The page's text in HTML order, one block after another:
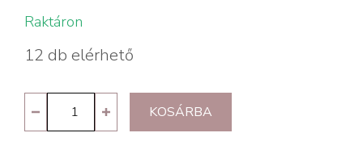
Raktáron
12 db elérhető
62
KOSÁRBA